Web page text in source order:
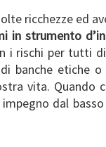
ricchezze ed
strumento
i rischi per tutti
banche etiche
vita. Quando
dal